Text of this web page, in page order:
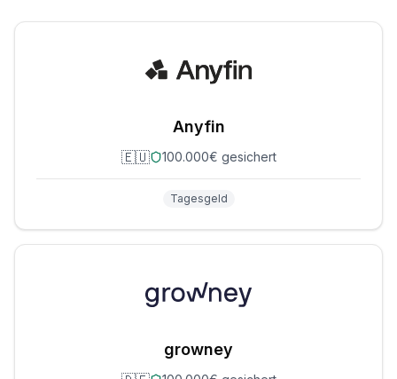
Anyfin
🇪🇺 100.000€ gesichert
Tagesgeld
growney